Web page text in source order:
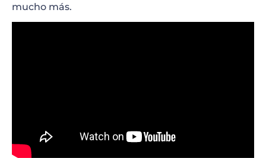
mucho más.